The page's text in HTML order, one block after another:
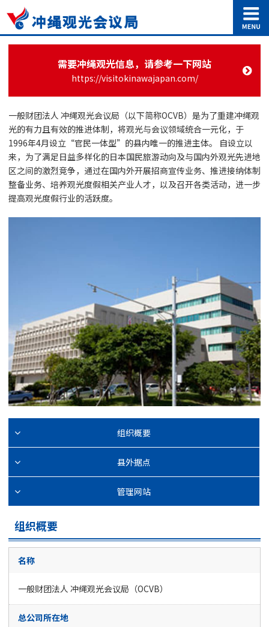
需要冲绳观光信息，请参考一下网站
https://visitokinawajapan.com/
一般财团法人 冲绳观光会议局（以下简称OCVB）是为了重建冲绳观
光的有力且有效的推进体制，将观光与会议领域统合一元化，于
1996年4月设立“官民一体型”的县内唯一的推进主体。 自设立以
来，为了满足日益多样化的日本国民旅游动向及与国内外观光先进地
区之间的激烈竞争，通过在国内外开展招商宣传业务、推进接纳体制
整备业务、培养观光度假相关产业人才，以及召开各类活动，进一步
提高观光度假行业的活跃度。
组织概要
县外据点
管理网站
组织概要
名称
一般财团法人 冲绳观光会议局（OCVB）
总公司所在地